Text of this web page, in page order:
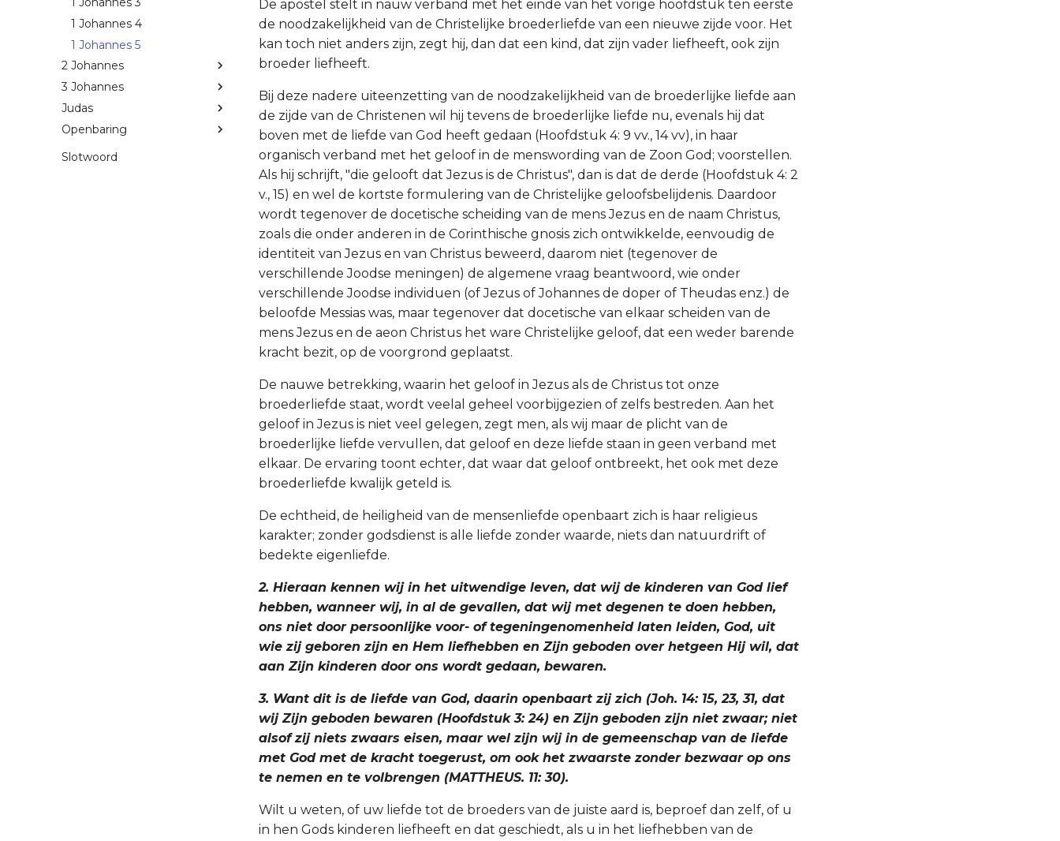
1 Johannes 4
1 Johannes 5
2 Johannes
3 Johannes
Judas
Openbaring
Slotwoord
De apostel stelt in nauw verband met het einde van het vorige hoofdstuk ten eerste
de noodzakelijkheid van de Christelijke broederliefde van een nieuwe zijde voor. Het
kan toch niet anders zijn, zegt hij, dan dat een kind, dat zijn vader liefheeft, ook zijn
broeder liefheeft.
Bij deze nadere uiteenzetting van de noodzakelijkheid van de broederlijke liefde aan
de zijde van de Christenen wil hij tevens de broederlijke liefde nu, evenals hij dat
boven met de liefde van God heeft gedaan (Hoofdstuk 4: 9 vv., 14 vv), in haar
organisch verband met het geloof in de menswording van de Zoon God; voorstellen.
Als hij schrijft, "die gelooft dat Jezus is de Christus", dan is dat de derde (Hoofdstuk 4: 2
v., 15) en wel de kortste formulering van de Christelijke geloofsbelijdenis. Daardoor
wordt tegenover de docetische scheiding van de mens Jezus en de naam Christus,
zoals die onder anderen in de Corinthische gnosis zich ontwikkelde, eenvoudig de
identiteit van Jezus en van Christus beweerd, daarom niet (tegenover de
verschillende Joodse meningen) de algemene vraag beantwoord, wie onder
verschillende Joodse individuen (of Jezus of Johannes de doper of Theudas enz.) de
beloofde Messias was, maar tegenover dat docetische van elkaar scheiden van de
mens Jezus en de aeon Christus het ware Christelijke geloof, dat een weder barende
kracht bezit, op de voorgrond geplaatst.
De nauwe betrekking, waarin het geloof in Jezus als de Christus tot onze
broederliefde staat, wordt veelal geheel voorbijgezien of zelfs bestreden. Aan het
geloof in Jezus is niet veel gelegen, zegt men, als wij maar de plicht van de
broederlijke liefde vervullen, dat geloof en deze liefde staan in geen verband met
elkaar. De ervaring toont echter, dat waar dat geloof ontbreekt, het ook met deze
broederliefde kwalijk geteld is.
De echtheid, de heiligheid van de mensenliefde openbaart zich is haar religieus
karakter; zonder godsdienst is alle liefde zonder waarde, niets dan natuurdrift of
bedekte eigenliefde.
2. Hieraan kennen wij in het uitwendige leven, dat wij de kinderen van God lief
hebben, wanneer wij, in al de gevallen, dat wij met degenen te doen hebben,
ons niet door persoonlijke voor- of tegeningenomenheid laten leiden, God, uit
wie zij geboren zijn en Hem liefhebben en Zijn geboden over hetgeen Hij wil, dat
aan Zijn kinderen door ons wordt gedaan, bewaren.
3. Want dit is de liefde van God, daarin openbaart zij zich (Joh. 14: 15, 23, 31, dat
wij Zijn geboden bewaren (Hoofdstuk 3: 24) en Zijn geboden zijn niet zwaar; niet
alsof zij niets zwaars eisen, maar wel zijn wij in de gemeenschap van de liefde
met God met de kracht toegerust, om ook het zwaarste zonder bezwaar op ons
te nemen en te volbrengen (MATTHEUS. 11: 30).
Wilt u weten, of uw liefde tot de broeders van de juiste aard is, beproef dan zelf, of u
in hen Gods kinderen liefheeft en dat geschiedt, als u in het liefhebben van de